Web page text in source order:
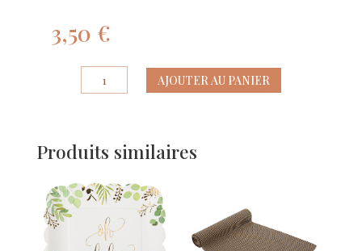
3,50 €
quantité
de
pour
Places
en
Bois
Moka
AJOUTER AU PANIER
Produits similaires